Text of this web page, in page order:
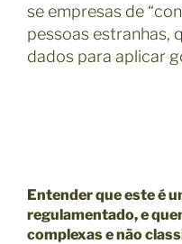
se empresas de
pessoas estranhas,
dados para aplicar
Entender que este é
regulamentado, e
complexas e não